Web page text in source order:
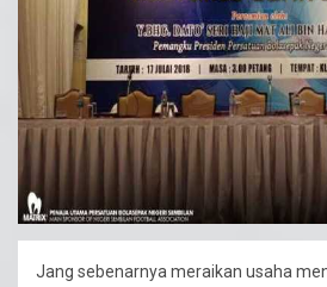
Jang sebenarnya meraikan usaha